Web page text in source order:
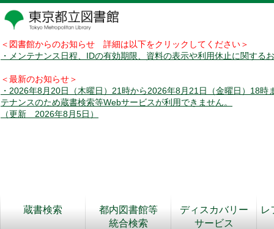
＜図書館からのお知らせ 詳細は以下をクリックしてください＞
・メンテナンス日程、IDの有効期限、資料の表示や利用休止に関する
＜最新のお知らせ＞
・2026年8月20日（木曜日）21時から2026年8月21日（金曜日）18時
テナンスのため蔵書検索等Webサービスが利用できません。
（更新 2026年8月5日）
蔵書検索
都内図書館等
統合検索
ディスカバリー
サービス
レ